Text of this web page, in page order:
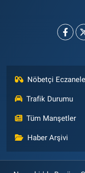
Nöbetçi
Trafik Durumu
Tüm Manşetler
Haber Arşivi